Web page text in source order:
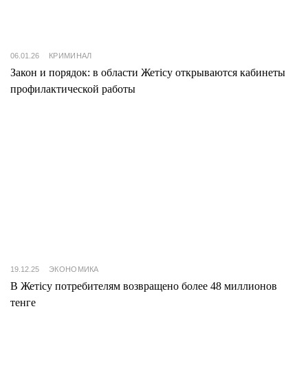
06.01.26 КРИМИНАЛ
Закон и порядок: в области Жетісу открываются кабинеты
профилактической работы
19.12.25 ЭКОНОМИКА
В Жетісу потребителям возвращено более 48 миллионов
тенге